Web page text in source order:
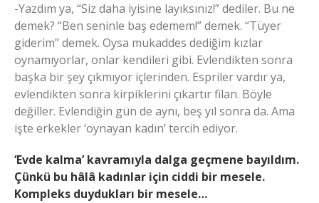
-Yazdım ya, “Siz daha iyisine layıksınız!” dediler. Bu ne
demek? “Ben seninle baş edemem!” demek. “Tüyer
giderim” demek. Oysa mukaddes dediğim kızlar
oynamıyorlar, onlar kendileri gibi. Evlendikten sonra
başka bir şey çıkmıyor içlerinden. Espriler vardır ya,
evlendikten sonra kirpiklerini çıkartır filan. Böyle
değiller. Evlendiğin gün de aynı, beş yıl sonra da. Ama
işte erkekler ‘oynayan kadın’ tercih ediyor.
‘Evde kalma’ kavramıyla dalga geçmene bayıldım.
Çünkü bu hâlâ kadınlar için ciddi bir mesele.
Kompleks duydukları bir mesele…